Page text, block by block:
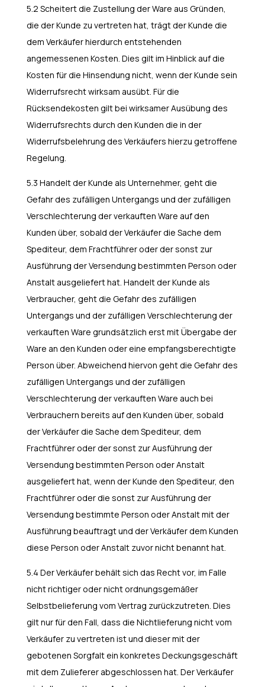
5.2 Scheitert die Zustellung der Ware aus Gründen,
die der Kunde zu vertreten hat, trägt der Kunde die
dem Verkäufer hierdurch entstehenden
angemessenen Kosten. Dies gilt im Hinblick auf die
Kosten für die Hinsendung nicht, wenn der Kunde sein
Widerrufsrecht wirksam ausübt. Für die
Rücksendekosten gilt bei wirksamer Ausübung des
Widerrufsrechts durch den Kunden die in der
Widerrufsbelehrung des Verkäufers hierzu getroffene
Regelung.
5.3 Handelt der Kunde als Unternehmer, geht die
Gefahr des zufälligen Untergangs und der zufälligen
Verschlechterung der verkauften Ware auf den
Kunden über, sobald der Verkäufer die Sache dem
Spediteur, dem Frachtführer oder der sonst zur
Ausführung der Versendung bestimmten Person oder
Anstalt ausgeliefert hat. Handelt der Kunde als
Verbraucher, geht die Gefahr des zufälligen
Untergangs und der zufälligen Verschlechterung der
verkauften Ware grundsätzlich erst mit Übergabe der
Ware an den Kunden oder eine empfangsberechtigte
Person über. Abweichend hiervon geht die Gefahr des
zufälligen Untergangs und der zufälligen
Verschlechterung der verkauften Ware auch bei
Verbrauchern bereits auf den Kunden über, sobald
der Verkäufer die Sache dem Spediteur, dem
Frachtführer oder der sonst zur Ausführung der
Versendung bestimmten Person oder Anstalt
ausgeliefert hat, wenn der Kunde den Spediteur, den
Frachtführer oder die sonst zur Ausführung der
Versendung bestimmte Person oder Anstalt mit der
Ausführung beauftragt und der Verkäufer dem Kunden
diese Person oder Anstalt zuvor nicht benannt hat.
5.4 Der Verkäufer behält sich das Recht vor, im Falle
nicht richtiger oder nicht ordnungsgemäßer
Selbstbelieferung vom Vertrag zurückzutreten. Dies
gilt nur für den Fall, dass die Nichtlieferung nicht vom
Verkäufer zu vertreten ist und dieser mit der
gebotenen Sorgfalt ein konkretes Deckungsgeschäft
mit dem Zulieferer abgeschlossen hat. Der Verkäufer